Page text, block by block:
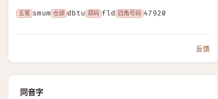
五笔 smum 仓颉 dbtu 郑码 fld 四角号码 47920
反馈
同音字